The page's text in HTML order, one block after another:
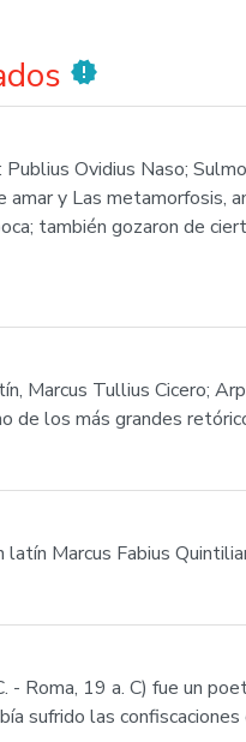
new_releases
Ovidius Naso;
amar y Las metamorfosis,
también gozaron de
Marcus Tullius Cicero;
de los más grandes
latín Marcus Fabius
Roma, 19 a. C) fue un
sufrido las